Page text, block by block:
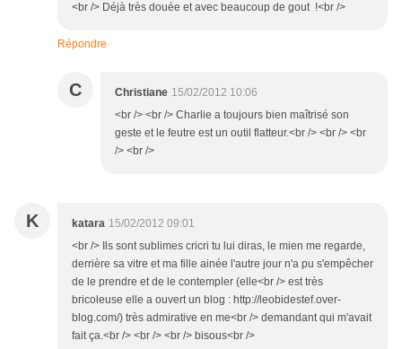
<br /> Déjà très douée et avec beaucoup de gout !<br />
Répondre
C Christiane 15/02/2012 10:06
<br /> <br /> Charlie a toujours bien maîtrisé son
geste et le feutre est un outil flatteur.<br /> <br /> <br
/> <br />
K katara 15/02/2012 09:01
<br /> Ils sont sublimes cricri tu lui diras, le mien me regarde,
derrière sa vitre et ma fille ainée l'autre jour n'a pu s'empêcher
de le prendre et de le contempler (elle<br /> est très
bricoleuse elle a ouvert un blog : http://leobidestef.over-
blog.com/) très admirative en me<br /> demandant qui m'avait
fait ça.<br /> <br /> <br /> bisous<br />